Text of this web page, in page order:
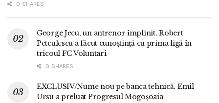
0 SHARES
George Jecu, un antrenor împlinit. Robert
Petculescu a făcut cunoștință cu prima ligă în
tricoul FC Voluntari
0 SHARES
EXCLUSIV/Nume nou pe banca tehnică. Emil
Ursu a preluat Progresul Mogoșoaia